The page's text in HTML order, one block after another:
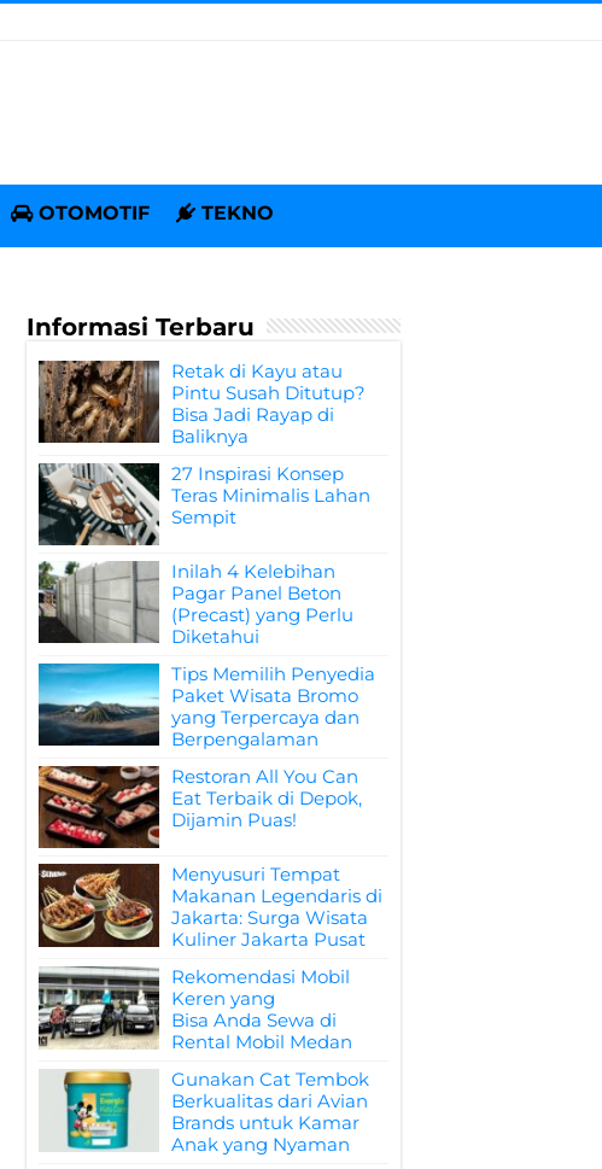
OTOMOTIF TEKNO
Informasi Terbaru
Retak di Kayu atau
Pintu Susah Ditutup?
Bisa Jadi Rayap di
Baliknya
27 Inspirasi Konsep
Teras Minimalis Lahan
Sempit
Inilah 4 Kelebihan
Pagar Panel Beton
(Precast) yang Perlu
Diketahui
Tips Memilih Penyedia
Paket Wisata Bromo
yang Terpercaya dan
Berpengalaman
Restoran All You Can
Eat Terbaik di Depok,
Dijamin Puas!
Menyusuri Tempat
Makanan Legendaris di
Jakarta: Surga Wisata
Kuliner Jakarta Pusat
Rekomendasi Mobil
Keren yang
Bisa Anda Sewa di
Rental Mobil Medan
Gunakan Cat Tembok
Berkualitas dari Avian
Brands untuk Kamar
Anak yang Nyaman